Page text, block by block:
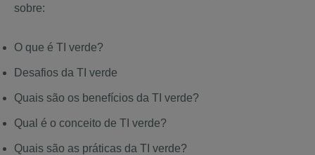
sobre:
O que é TI verde?
Desafios da TI verde
Quais são os benefícios da TI verde?
Qual é o conceito de TI verde?
Quais são as práticas da TI verde?